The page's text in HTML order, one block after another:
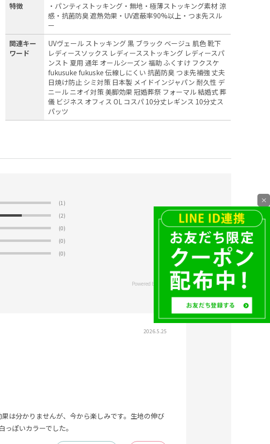
特徴
・パンティストッキング・無地・極薄ストッキング素材 涼
感・抗菌防臭 遮熱効果・UV遮蔽率90%以上・つま先スル
ー
関連キー
ワード
UVヴェール ストッキング 黒 ブラック ベージュ 肌色 靴下
レディースソックス レディースストッキング レディースパ
ンスト 夏用 通年 オールシーズン 福助 ふくすけ フクスケ
fukusuke fukuske 伝線しにくい 抗菌防臭 つま先補強 丈夫
日焼け防止 シミ対策 日本製 メイドインジャパン 耐久性 デ
ニール ニオイ対策 美脚効果 冠婚葬祭 フォーマル 結婚式 葬
儀 ビジネス オフィス OL コスパ 10分丈レギンス 10分丈ス
パッツ
(1)
(2)
(0)
(0)
(0)
2026.5.25
は分かりませんが、今から楽しみです。生地の伸び
ぽいカラーでした。
×